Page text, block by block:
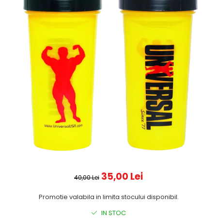
40,00 Lei 35,00 Lei
Promotie valabila in limita stocului disponibil.
IN STOC